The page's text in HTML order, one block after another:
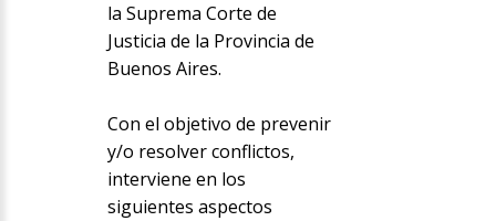
la Suprema Corte de
Justicia de la Provincia de
Buenos Aires.
Con el objetivo de prevenir
y/o resolver conflictos,
interviene en los
siguientes aspectos